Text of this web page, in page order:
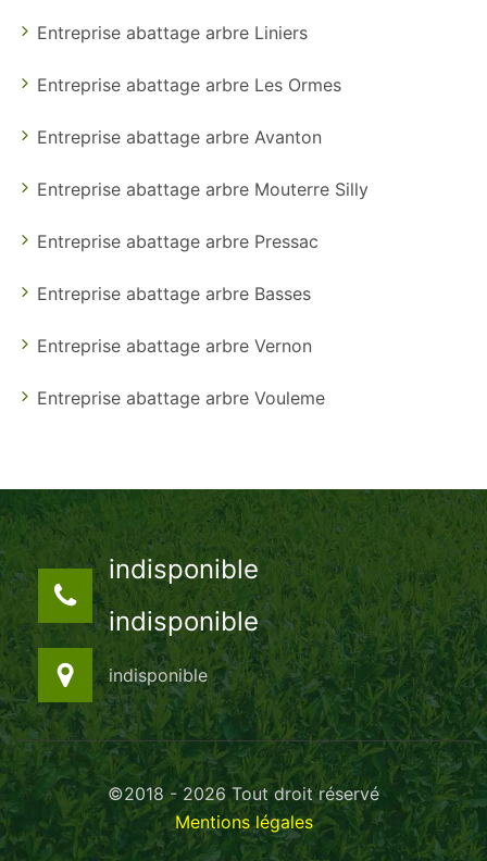
Entreprise abattage arbre Liniers
Entreprise abattage arbre Les Ormes
Entreprise abattage arbre Avanton
Entreprise abattage arbre Mouterre Silly
Entreprise abattage arbre Pressac
Entreprise abattage arbre Basses
Entreprise abattage arbre Vernon
Entreprise abattage arbre Vouleme
indisponible
indisponible
indisponible
©2018 - 2026 Tout droit réservé
Mentions légales